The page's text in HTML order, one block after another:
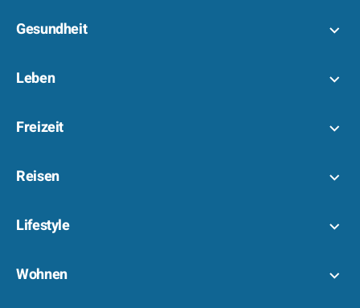
Gesundheit
Leben
Freizeit
Reisen
Lifestyle
Wohnen